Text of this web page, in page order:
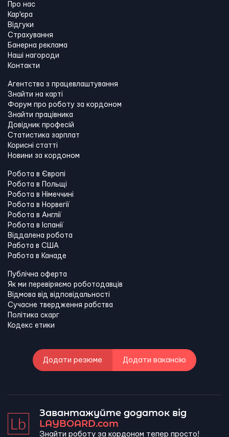
Про нас
Кар'єра
Відгуки
Страхування
Банерна реклама
Наші нагороди
Контакти
Агентства з працевлаштування
Знайти на карті
Форум про роботу за кордоном
Знайти працівника
Довідник професій
Статистика зарплат
Корисні статті
Новини за кордоном
Робота в Європі
Робота в Польщі
Робота в Німеччині
Робота в Норвегії
Робота в Англії
Робота в Іспанії
Віддалена робота
Работа в США
Работа в Канадe
Публічна оферта
Як ми перевіряємо роботодавців
Відмова від відповідальності
Сучасне твердження рабства
Політика скарг
Кодекс етики
Додати резюме Додати вакансію
Завантажуйте додаток від
LAYBOARD.com
Знайти роботу за кордоном тепер просто!